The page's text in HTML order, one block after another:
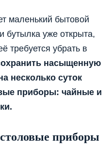
маленький бытовой
бутылка уже открыта,
требуется убрать в
насыщенную
несколько суток
приборы: чайные и
приборы